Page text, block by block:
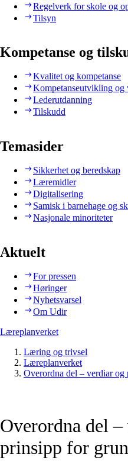
Regelverk for skole og
Tilsyn
Kompetanse og
Kvalitet og kompetanse
Kompetanseutvikling og
Lederutdanning
Tilskudd
Temasider
Sikkerhet og beredskap
Læremidler
Digitalisering
Samisk i barnehage og
Nasjonale minoriteter
Aktuelt
For pressen
Høringer
Nyhetsvarsel
Om Udir
Læreplanverket
Læring og trivsel
Læreplanverket
Overordna del – verdiar
Overordna del
prinsipp for